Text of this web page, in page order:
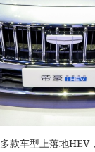
款车型上落地